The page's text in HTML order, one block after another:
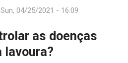
Sun, 04/25/2021 - 16:09
as doenças
lavoura?